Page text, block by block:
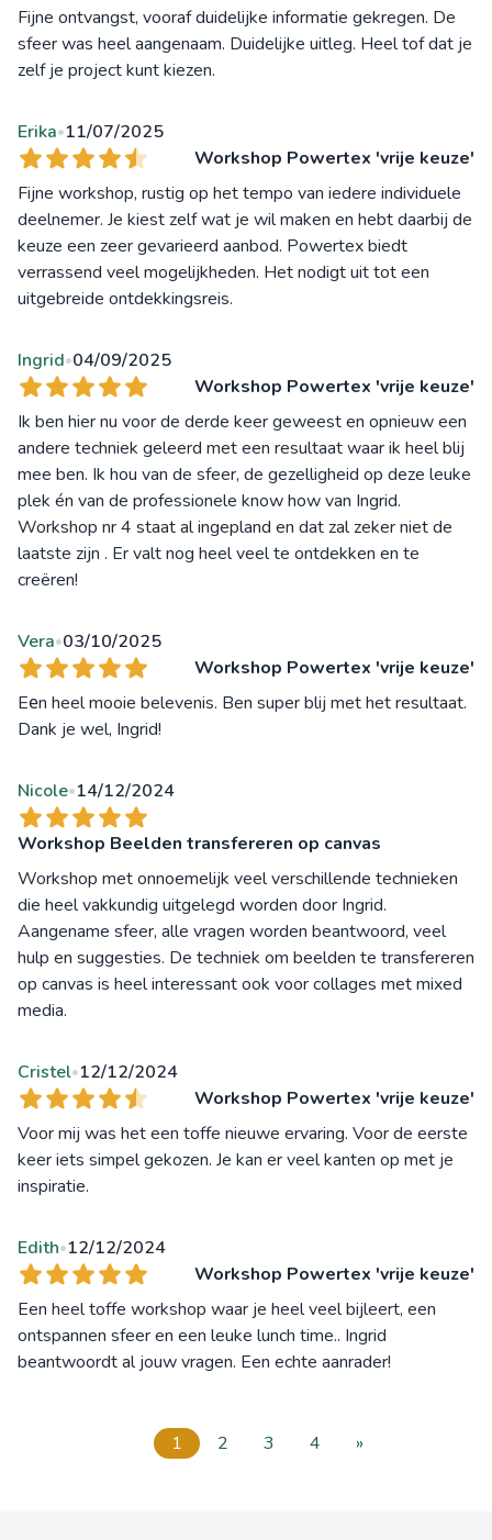
Fijne ontvangst, vooraf duidelijke informatie gekregen. De
sfeer was heel aangenaam. Duidelijke uitleg. Heel tof dat je
zelf je project kunt kiezen.
Erika•11/07/2025
Workshop Powertex 'vrije keuze'
Fijne workshop, rustig op het tempo van iedere individuele
deelnemer. Je kiest zelf wat je wil maken en hebt daarbij de
keuze een zeer gevarieerd aanbod. Powertex biedt
verrassend veel mogelijkheden. Het nodigt uit tot een
uitgebreide ontdekkingsreis.
Ingrid•04/09/2025
Workshop Powertex 'vrije keuze'
Ik ben hier nu voor de derde keer geweest en opnieuw een
andere techniek geleerd met een resultaat waar ik heel blij
mee ben. Ik hou van de sfeer, de gezelligheid op deze leuke
plek én van de professionele know how van Ingrid.
Workshop nr 4 staat al ingepland en dat zal zeker niet de
laatste zijn . Er valt nog heel veel te ontdekken en te
creëren!
Vera•03/10/2025
Workshop Powertex 'vrije keuze'
Eеn heel mooie belevenis. Ben super blij met het resultaat.
Dank je wel, Ingrid!
Nicole•14/12/2024
Workshop Beelden transfereren op canvas
Workshop met onnoemelijk veel verschillende technieken
die heel vakkundig uitgelegd worden door Ingrid.
Aangename sfeer, alle vragen worden beantwoord, veel
hulp en suggesties. De techniek om beelden te transfereren
op canvas is heel interessant ook voor collages met mixed
media.
Cristel•12/12/2024
Workshop Powertex 'vrije keuze'
Voor mij was het een toffe nieuwe ervaring. Voor de eerste
keer iets simpel gekozen. Je kan er veel kanten op met je
inspiratie.
Edith•12/12/2024
Workshop Powertex 'vrije keuze'
Een heel toffe workshop waar je heel veel bijleert, een
ontspannen sfeer en een leuke lunch time.. Ingrid
beantwoordt al jouw vragen. Een echte aanrader!
1 2 3 4 »